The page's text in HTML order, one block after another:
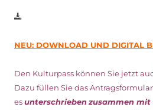
NEU: DOWNLOAD UND DIGITAL
Den Kulturpass können Sie jetzt
Dazu füllen Sie das
esunterschriebenzusammen mit